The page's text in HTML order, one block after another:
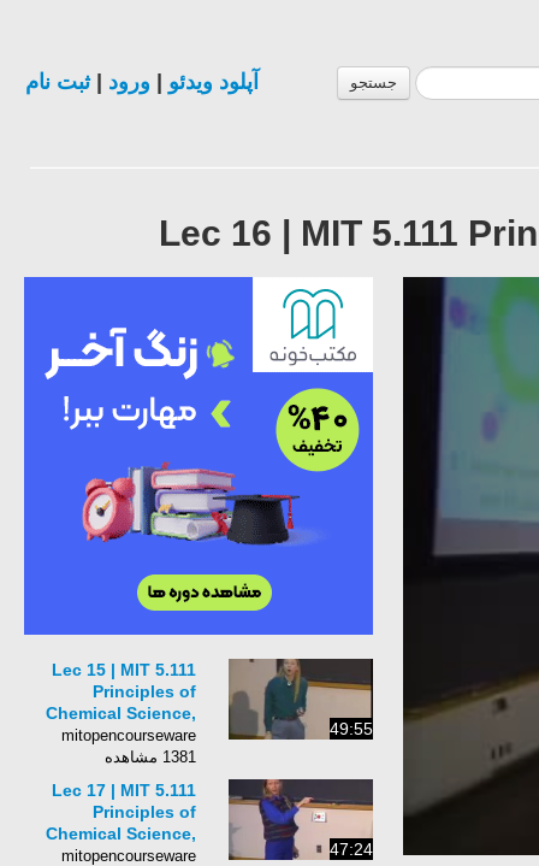
جستجو آپلود ویدئو ورود |ثبت نام
Lec 16 | MIT 5.111
49:55
Lec 15 | MIT 5.111
Principles of
Chemical Science,
Fall 2005
mitopencourseware
1381 مشاهده
47:24
Lec 17 | MIT 5.111
Principles of
Chemical Science,
Fall 2005
mitopencourseware